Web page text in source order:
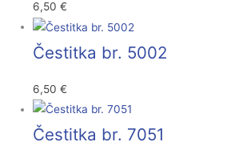
6,50€
Čestitka br. 5002
6,50€
Čestitka br. 7051